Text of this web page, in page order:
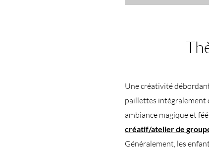
Une créativité
paillettes intégralement
ambiance magique et
créatif/atelier de
Généralement, les